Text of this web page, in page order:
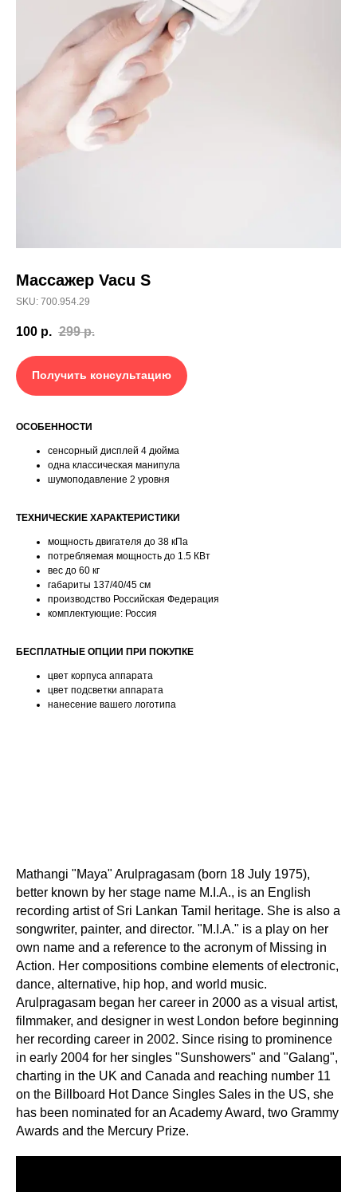
Массажер Vacu S
SKU: 700.954.29
100 р. 299 р.
Получить консультацию
ОСОБЕННОСТИ
сенсорный дисплей 4 дюйма
одна классическая манипула
шумоподавление 2 уровня
ТЕХНИЧЕСКИЕ ХАРАКТЕРИСТИКИ
мощность двигателя до 38 кПа
потребляемая мощность до 1.5 КВт
вес до 60 кг
габариты 137/40/45 см
производство Российская Федерация
комплектующие: Россия
БЕСПЛАТНЫЕ ОПЦИИ ПРИ ПОКУПКЕ
цвет корпуса аппарата
цвет подсветки аппарата
нанесение вашего логотипа
Mathangi "Maya" Arulpragasam (born 18 July 1975),
better known by her stage name M.I.A., is an English
recording artist of Sri Lankan Tamil heritage. She is also a
songwriter, painter, and director. "M.I.A." is a play on her
own name and a reference to the acronym of Missing in
Action. Her compositions combine elements of electronic,
dance, alternative, hip hop, and world music.
Arulpragasam began her career in 2000 as a visual artist,
filmmaker, and designer in west London before beginning
her recording career in 2002. Since rising to prominence
in early 2004 for her singles "Sunshowers" and "Galang",
charting in the UK and Canada and reaching number 11
on the Billboard Hot Dance Singles Sales in the US, she
has been nominated for an Academy Award, two Grammy
Awards and the Mercury Prize.